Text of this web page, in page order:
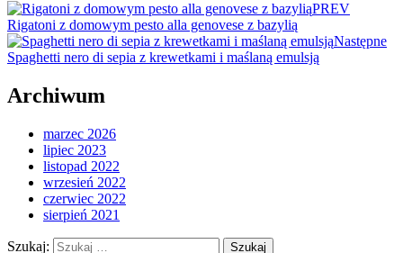
PREV
Rigatoni z domowym pesto alla genovese z bazylią
Następne
Spaghetti nero di sepia z krewetkami i maślaną emulsją
Archiwum
marzec 2026
lipiec 2023
listopad 2022
wrzesień 2022
czerwiec 2022
sierpień 2021
Szukaj: